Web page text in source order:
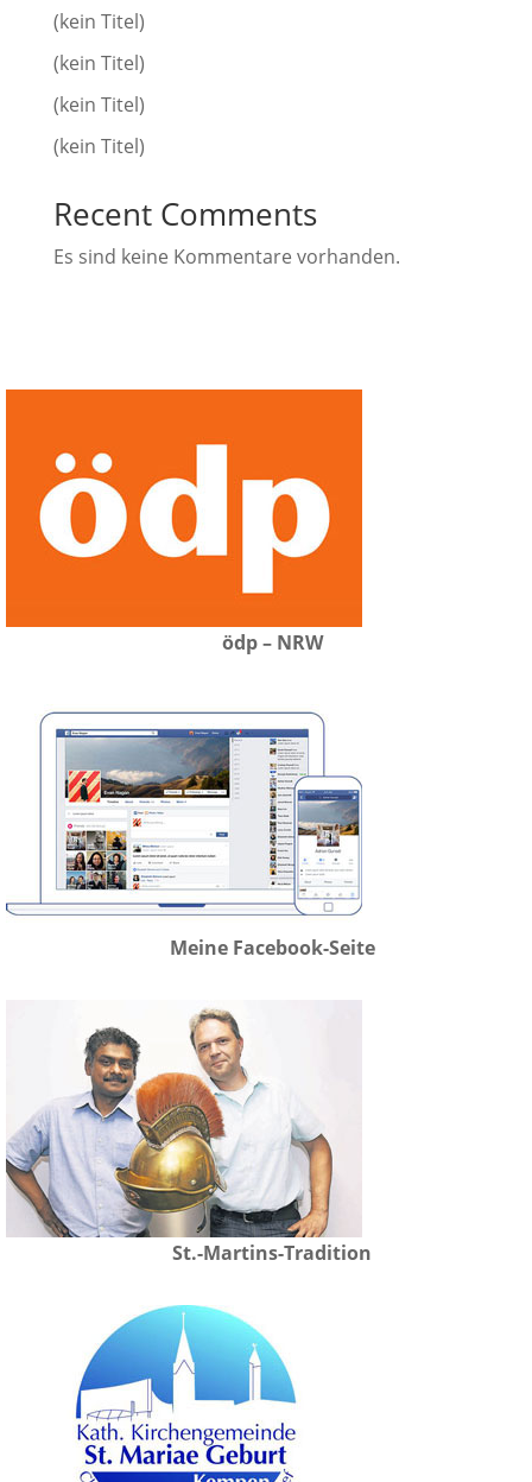
(kein Titel)
(kein Titel)
(kein Titel)
(kein Titel)
Recent Comments
Es sind keine Kommentare vorhanden.
ödp – NRW
Meine Facebook-Seite
St.-Martins-Tradition